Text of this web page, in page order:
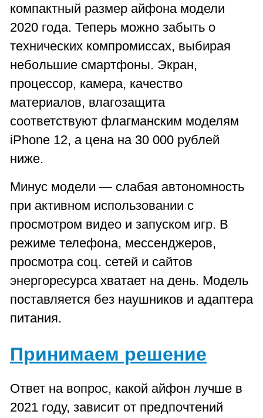
компактный размер айфона модели
2020 года. Теперь можно забыть о
технических компромиссах, выбирая
небольшие смартфоны. Экран,
процессор, камера, качество
материалов, влагозащита
соответствуют флагманским моделям
iPhone 12, а цена на 30 000 рублей
ниже.
Минус модели — слабая автономность
при активном использовании с
просмотром видео и запуском игр. В
режиме телефона, мессенджеров,
просмотра соц. сетей и сайтов
энергоресурса хватает на день. Модель
поставляется без наушников и адаптера
питания.
Принимаем решение
Ответ на вопрос, какой айфон лучше в
2021 году, зависит от предпочтений